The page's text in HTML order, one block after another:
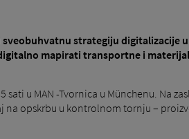
sveobuhvatnu strategiju
mapirati transportne i
sati u MAN -Tvornica u Münchenu. Na
na opskrbu u kontrolnom tornju –